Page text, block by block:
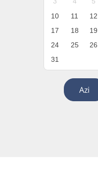
10
11 12
17
18 19
24
25 26
31
Azi